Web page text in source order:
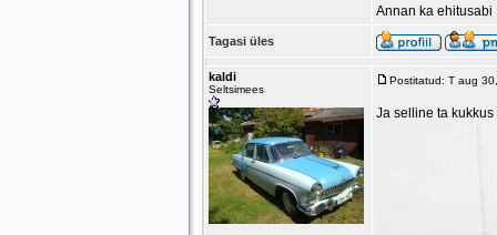
Annan ka ehitusabi
Tagasi üles
kaldi
Seltsimees
Postitatud: T aug
Ja selline ta